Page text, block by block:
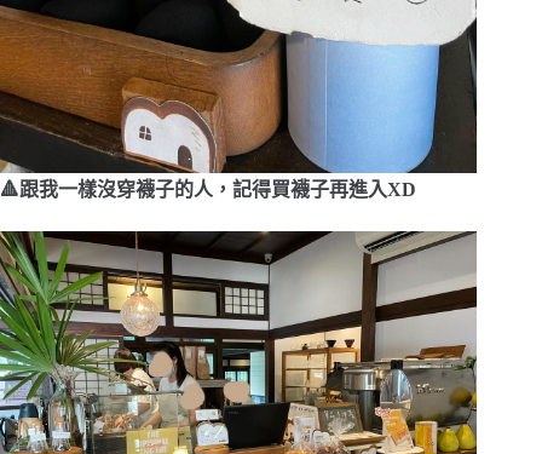
🔺跟我一樣沒穿襪子的人，記得買襪子再進入XD